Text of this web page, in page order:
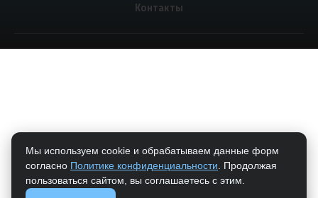
Контакты
Мы используем cookie и обрабатываем данные форм
согласно Политике конфиденциальности . Продолжая
пользоваться сайтом, вы соглашаетесь с этим.